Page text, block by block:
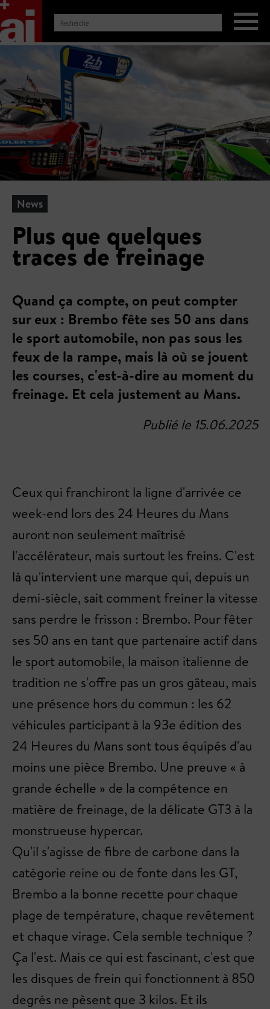
News
Plus que quelques
traces de freinage
Quand ça compte, on peut compter
sur eux : Brembo fête ses 50 ans dans
le sport automobile, non pas sous les
feux de la rampe, mais là où se jouent
les courses, c'est-à-dire au moment du
freinage. Et cela justement au Mans.
Publié le 15.06.2025
Ceux qui franchiront la ligne d'arrivée ce
week-end lors des 24 Heures du Mans
auront non seulement maîtrisé
l'accélérateur, mais surtout les freins. C'est
là qu'intervient une marque qui, depuis un
demi-siècle, sait comment freiner la vitesse
sans perdre le frisson : Brembo. Pour fêter
ses 50 ans en tant que partenaire actif dans
le sport automobile, la maison italienne de
tradition ne s'offre pas un gros gâteau, mais
une présence hors du commun : les 62
véhicules participant à la 93e édition des
24 Heures du Mans sont tous équipés d'au
moins une pièce Brembo. Une preuve « à
grande échelle » de la compétence en
matière de freinage, de la délicate GT3 à la
monstrueuse hypercar.
Qu'il s'agisse de fibre de carbone dans la
catégorie reine ou de fonte dans les GT,
Brembo a la bonne recette pour chaque
plage de température, chaque revêtement
et chaque virage. Cela semble technique ?
Ça l'est. Mais ce qui est fascinant, c'est que
les disques de frein qui fonctionnent à 850
degrés ne pèsent que 3 kilos. Et ils